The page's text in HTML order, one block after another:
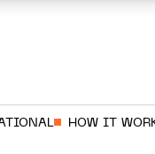
HOW IT